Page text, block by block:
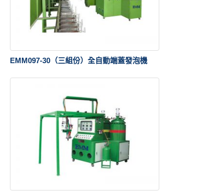
EMM097-30（三組份）全自動端蓋發泡機